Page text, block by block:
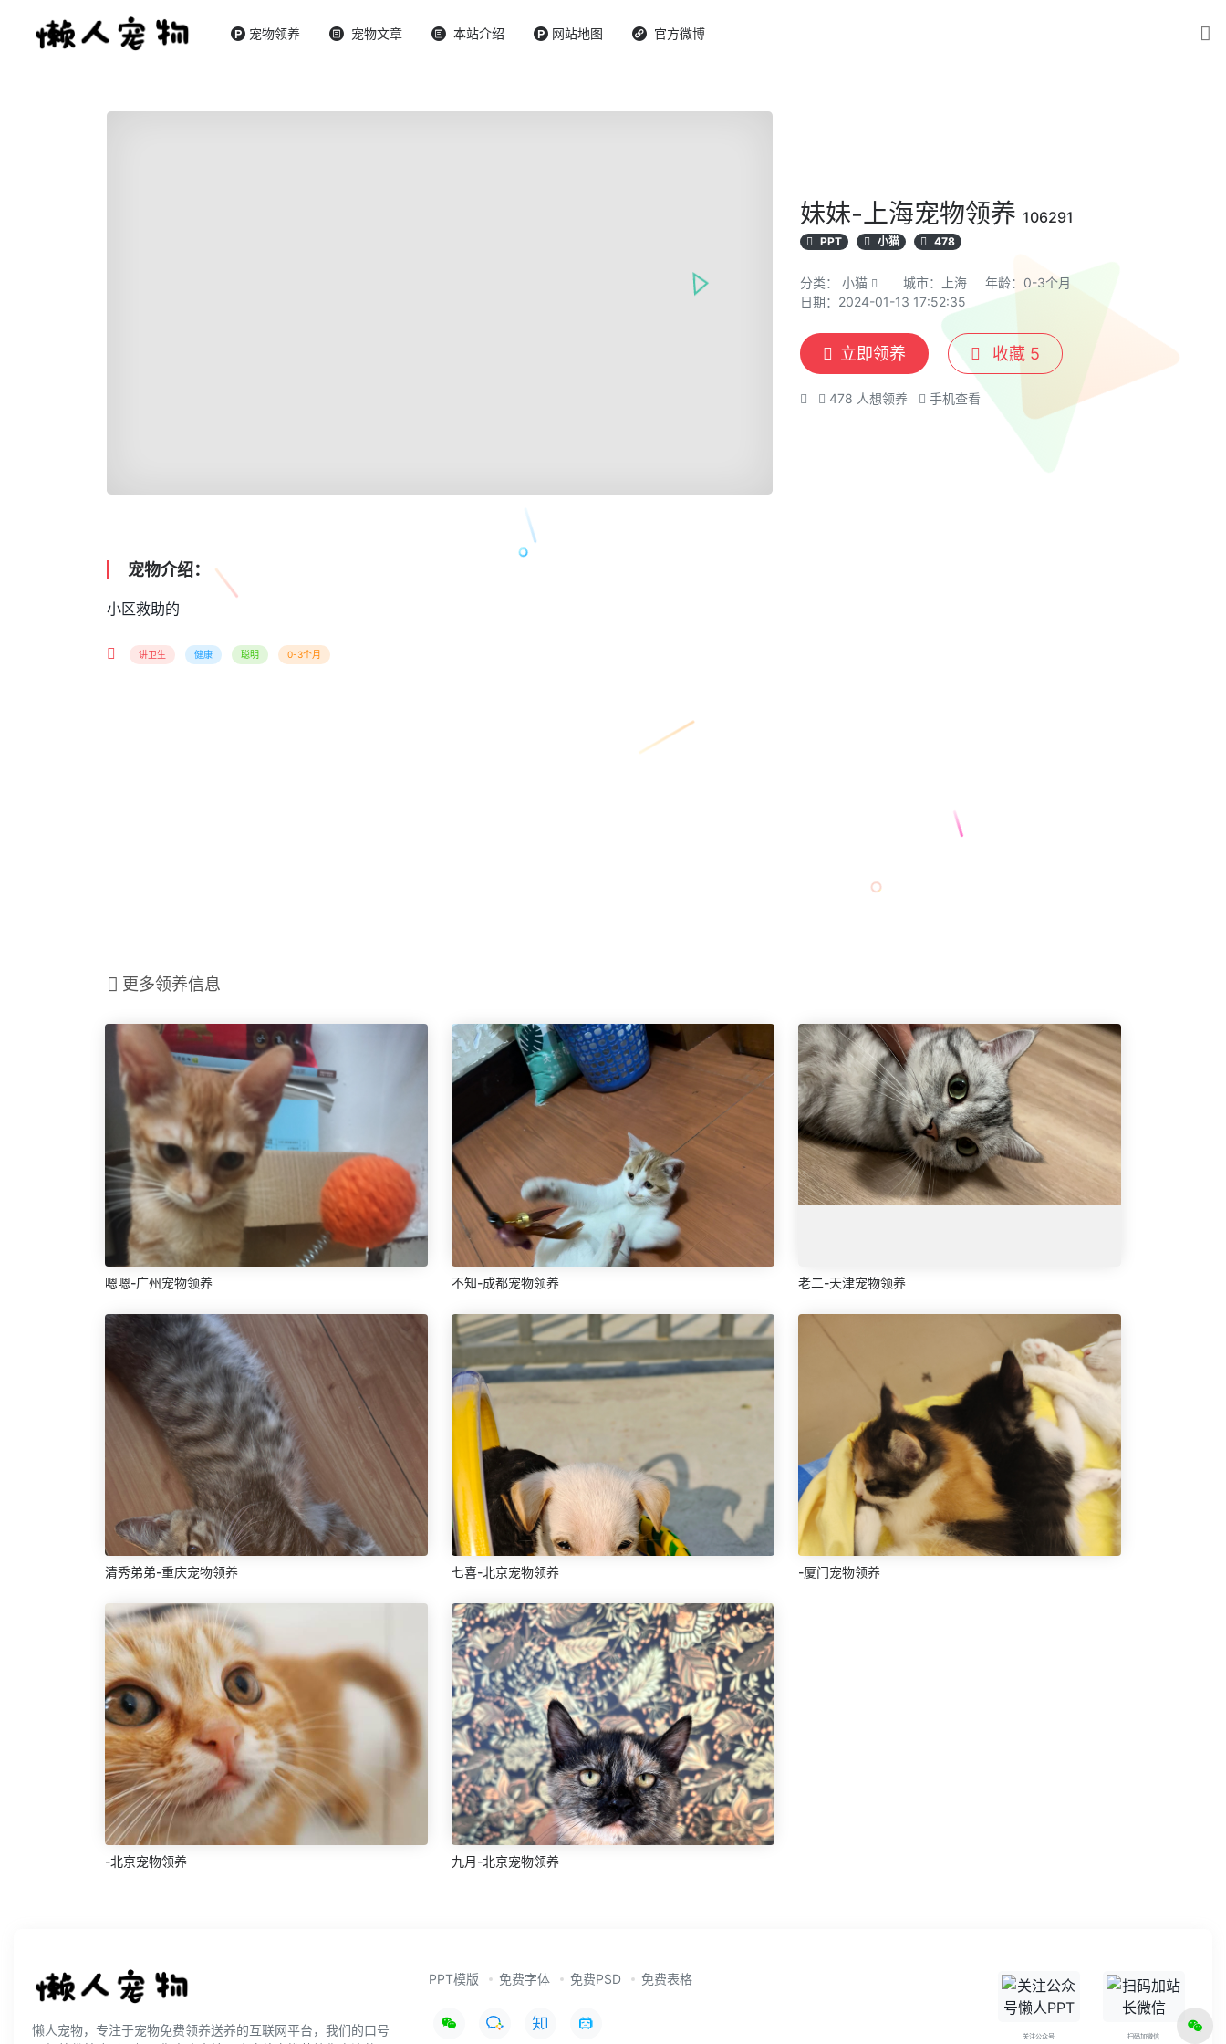
宠物领养 宠物文章 本站介绍 网站地图 官方微博
妹妹-上海宠物领养 106291
PPT 小猫 478
分类： 小猫 城市：上海
年龄：0-3个月
日期：2024-01-13 17:52:35
立即领养 收藏 5
478 人想领养 手机查看
宠物介绍：
小区救助的
讲卫生 健康 聪明 0-3个月
更多领养信息
嗯嗯-广州宠物领养 不知-成都宠物领养 老二-天津宠物领养
清秀弟弟-重庆宠物领养 七喜-北京宠物领养 -厦门宠物领养
-北京宠物领养 九月-北京宠物领养
懒人宠物，专注于宠物免费领养送养的互联网平台，我们的口号
PPT模版 免费字体 免费PSD 免费表格
关注公众号 扫码加微信